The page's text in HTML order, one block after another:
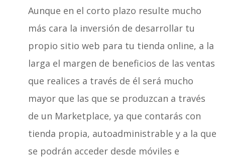
Aunque en el corto plazo resulte mucho
más cara la inversión de desarrollar tu
propio sitio web para tu tienda online, a la
larga el margen de beneficios de las ventas
que realices a través de él será mucho
mayor que las que se produzcan a través
de un Marketplace, ya que contarás con
tienda propia, autoadministrable y a la que
se podrán acceder desde móviles e